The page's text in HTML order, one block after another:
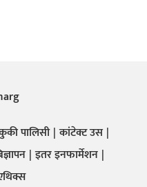
पालिसी कांटेक्ट उस
इतर इनफार्मेशन